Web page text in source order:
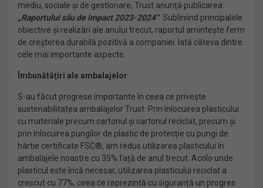
mediu, sociale și de gestionare, Trust anunță publicarea
„Raportului său de impact 2023-2024”. Subliniind principalele
obiective și realizări ale anului trecut, raportul amintește ferm
de creșterea durabilă pozitivă a companiei. Iată câteva dintre
cele mai importante aspecte.
Îmbunătățiri ale ambalajelor
S-au făcut progrese importante în ceea ce privește
sustenabilitatea ambalajelor Trust. Prin înlocuirea plasticului
cu materiale precum cartonul și cartonul reciclat, precum și
prin înlocuirea pungilor de plastic de protecție cu pungi de
hârtie certificate FSC®, am redus utilizarea plasticului în
ambalajele noastre cu 35% față de anul trecut. Acolo unde
plasticul este încă necesar, utilizarea plasticului reciclat a
crescut cu 77%, ceea ce reprezintă cu siguranță un progres